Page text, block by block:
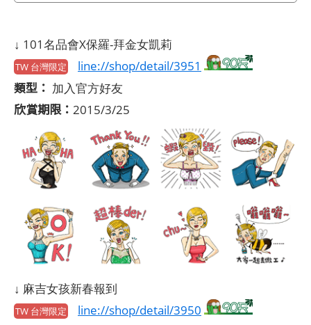
↓ 101名品會X保羅-拜金女凱莉
TW 台灣限定 line://shop/detail/3951
類型： 加入官方好友
欣賞期限： 2015/3/25
↓ 麻吉女孩新春報到
TW 台灣限定 line://shop/detail/3950